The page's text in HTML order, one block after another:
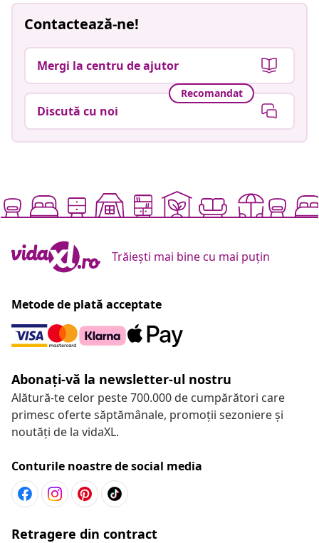
Contactează-ne!
Mergi la centru de ajutor
Recomandat
Discută cu noi
Trăiești mai bine cu mai puțin
Metode de plată acceptate
Abonați-vă la newsletter-ul nostru
Alătură-te celor peste 700.000 de cumpărători care
primesc oferte săptămânale, promoții sezoniere și
noutăți de la vidaXL.
Conturile noastre de social media
Retragere din contract